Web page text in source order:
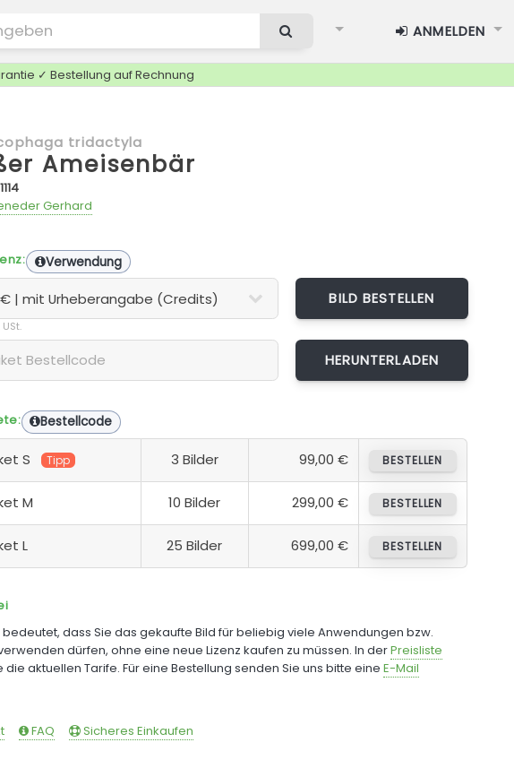
ANMELDEN
✓ Bestellung auf Rechnung
tridactyla
Ameisenbär
Gerhard
Verwendung
BILD BESTELLEN
Bestellcode
S Tipp 3 Bilder 99,00 € BESTELLEN
M 10 Bilder 299,00 € BESTELLEN
L 25 Bilder 699,00 € BESTELLEN
bedeutet, dass Sie das gekaufte Bild für beliebig viele Anwendungen bzw.
dürfen, ohne eine neue Lizenz kaufen zu müssen. In derPreisliste
die aktuellen Tarife. Für eine Bestellung senden Sie uns bitte eine E-Mail
FAQ Sicheres Einkaufen